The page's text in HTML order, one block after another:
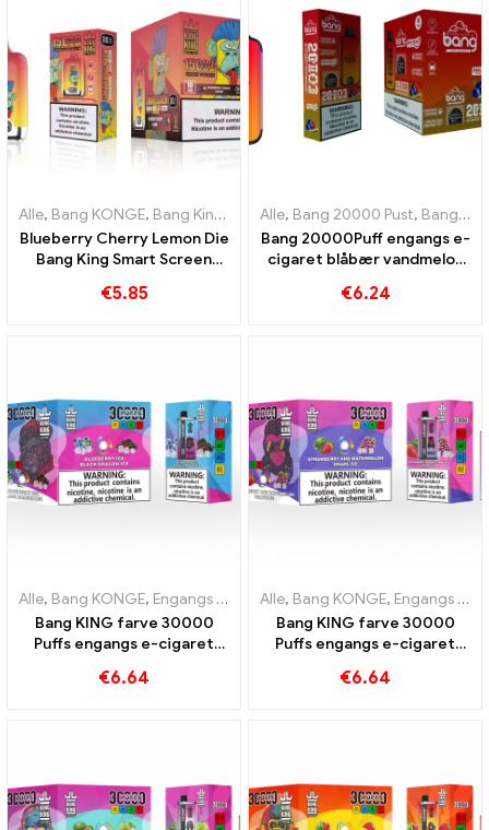
Alle, Bang KONGE, Bang King Smart skærm 15000 Puff ,Engangs
Blueberry Cherry Lemon Die
Bang King Smart Screen
over en innovativ e-cigaret
€5.85
Alle, Bang 20000 Pust, Bang KONGE
Bang 20000Puff engangs e-
cigaret blåbær vandmelon
€6.24
Alle, Bang KONGE, Engangs e-cigaretter Litauen ,Engangs e-
Bang KING farve 30000
Puffs engangs e-cigaret
smagene Blueberry Ice og
€6.64
Alle, Bang KONGE, Engangs e-cigaretter Litauen
Bang KING farve 30000
Puffs engangs e-cigaret
sød jordbærvandmelon og
€6.64